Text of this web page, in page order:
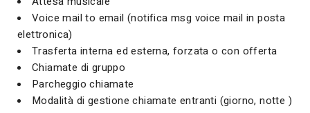
Voice mail to email (notifica msg voice mail in posta
elettronica)
Trasferta interna ed esterna, forzata o con offerta
Chiamate di gruppo
Parcheggio chiamate
Modalità di gestione chiamate entranti (giorno, notte )